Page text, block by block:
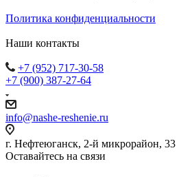
Политика конфиденциальности
Наши контакты
+7 (952) 717-30-58
+7 (900) 387-27-64
info@nashe-reshenie.ru
г. Нефтеюганск, 2-й микрорайон, 33
Оставайтесь на связи